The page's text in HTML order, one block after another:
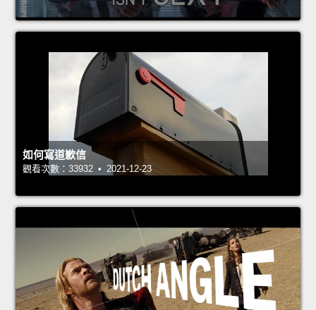
如何寫道歉信
觀看次數：33932 • 2021-12-23